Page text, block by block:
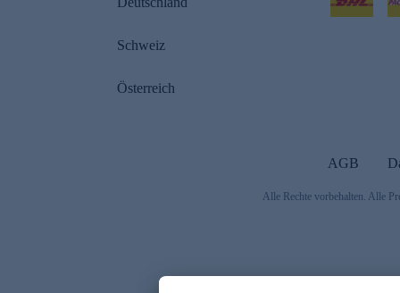
Schweiz
Österreich
AGB
Alle Rechte vorbehalten. Alle